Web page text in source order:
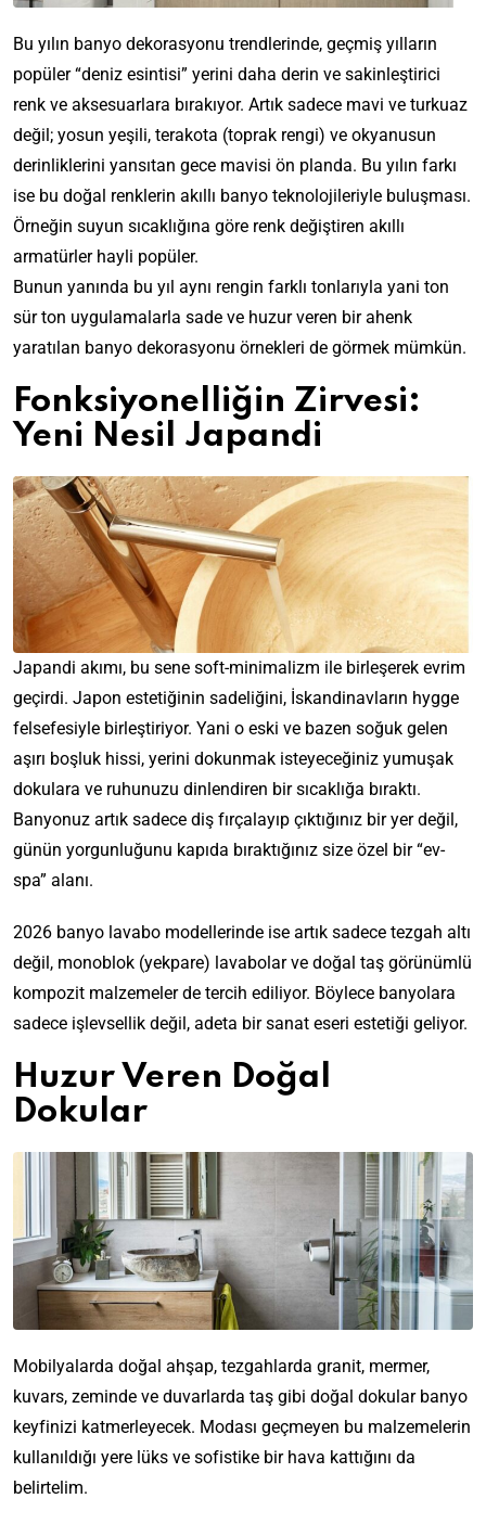
Bu yılın banyo dekorasyonu trendlerinde, geçmiş yılların
popüler “deniz esintisi” yerini daha derin ve sakinleştirici
renk ve aksesuarlara bırakıyor. Artık sadece mavi ve turkuaz
değil; yosun yeşili, terakota (toprak rengi) ve okyanusun
derinliklerini yansıtan gece mavisi ön planda. Bu yılın farkı
ise bu doğal renklerin akıllı banyo teknolojileriyle buluşması.
Örneğin suyun sıcaklığına göre renk değiştiren akıllı
armatürler hayli popüler.
Bunun yanında bu yıl aynı rengin farklı tonlarıyla yani ton
sür ton uygulamalarla sade ve huzur veren bir ahenk
yaratılan banyo dekorasyonu örnekleri de görmek mümkün.
Fonksiyonelliğin Zirvesi:
Yeni Nesil Japandi
Japandi akımı, bu sene soft-minimalizm ile birleşerek evrim
geçirdi. Japon estetiğinin sadeliğini, İskandinavların hygge
felsefesiyle birleştiriyor. Yani o eski ve bazen soğuk gelen
aşırı boşluk hissi, yerini dokunmak isteyeceğiniz yumuşak
dokulara ve ruhunuzu dinlendiren bir sıcaklığa bıraktı.
Banyonuz artık sadece diş fırçalayıp çıktığınız bir yer değil,
günün yorgunluğunu kapıda bıraktığınız size özel bir “ev-
spa” alanı.
2026 banyo lavabo modellerinde ise artık sadece tezgah altı
değil, monoblok (yekpare) lavabolar ve doğal taş görünümlü
kompozit malzemeler de tercih ediliyor. Böylece banyolara
sadece işlevsellik değil, adeta bir sanat eseri estetiği geliyor.
Huzur Veren Doğal
Dokular
Mobilyalarda doğal ahşap, tezgahlarda granit, mermer,
kuvars, zeminde ve duvarlarda taş gibi doğal dokular banyo
keyfinizi katmerleyecek. Modası geçmeyen bu malzemelerin
kullanıldığı yere lüks ve sofistike bir hava kattığını da
belirtelim.